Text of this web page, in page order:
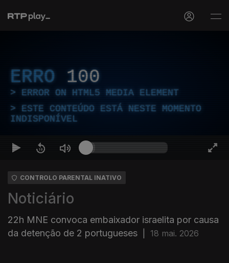
ERRO 100
ERROR ON HTML5 MEDIA ELEMENT
ESTE CONTEÚDO ESTÁ NESTE MOMENTO
INDISPONÍVEL
CONTROLO PARENTAL INATIVO
Noticiário
22h MNE convoca embaixador israelita por causa
da detenção de 2 portugueses
18 mai. 2026